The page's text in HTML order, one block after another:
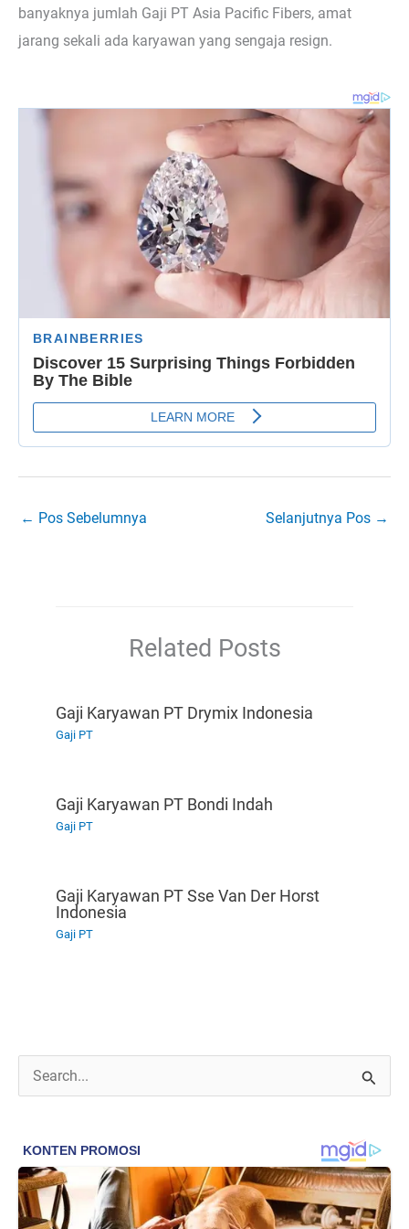
banyaknya jumlah Gaji PT Asia Pacific Fibers, amat
jarang sekali ada karyawan yang sengaja resign.
← Pos Sebelumnya Selanjutnya Pos →
Related Posts
Gaji Karyawan PT Drymix Indonesia
Gaji PT
Gaji Karyawan PT Bondi Indah
Gaji PT
Gaji Karyawan PT Sse Van Der Horst
Indonesia
Gaji PT
a
u
n